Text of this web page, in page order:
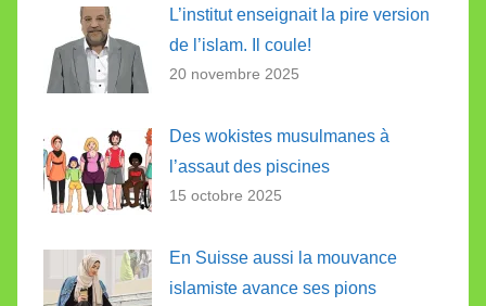
L’institut enseignait la pire version
de l’islam. Il coule!
20 novembre 2025
Des wokistes musulmanes à
l’assaut des piscines
15 octobre 2025
En Suisse aussi la mouvance
islamiste avance ses pions